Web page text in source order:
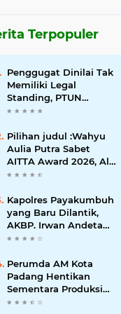
Terpopuler
Penggugat Dinilai Tak
Memiliki Legal
Standing, PTUN
Padang Nyatakan
Kapuh Utara Tidak
Diterima
Pilihan judul :Wahyu
Aulia Putra Sabet
AITTA Award 2026, Al
Wally Tour & Travel
Nusantara dan
Mancanegara
Kapolres Payakumbuh
yang Baru Dilantik,
AKBP. Irwan Andeta
Sambangi PWI Kota
Perumda AM Kota
Padang Hentikan
Sementara Produksi
Akibat Air Keruh